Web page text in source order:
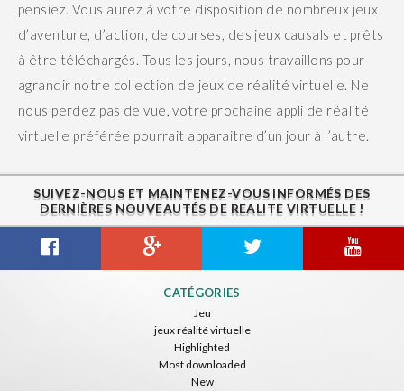
pensiez. Vous aurez à votre disposition de nombreux jeux
d’aventure, d’action, de courses, des jeux causals et prêts
à être téléchargés. Tous les jours, nous travaillons pour
agrandir notre collection de jeux de réalité virtuelle. Ne
nous perdez pas de vue, votre prochaine appli de réalité
virtuelle préférée pourrait apparaitre d’un jour à l’autre.
SUIVEZ-NOUS ET MAINTENEZ-VOUS INFORMÉS DES
DERNIÈRES NOUVEAUTÉS DE REALITE VIRTUELLE !
CATÉGORIES
Jeu
jeux réalité virtuelle
Highlighted
Most downloaded
New